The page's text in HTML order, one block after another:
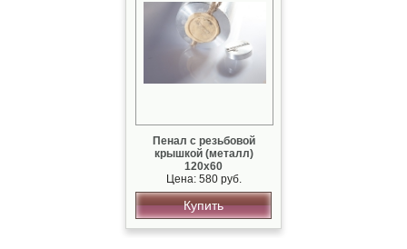
Пенал с резьбовой
крышкой (металл)
120х60
Цена: 580 руб.
Купить